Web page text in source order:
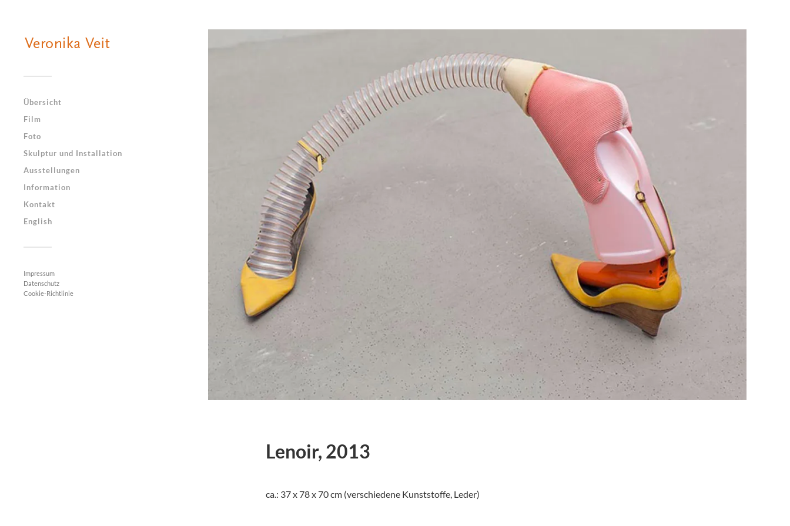
Übersicht
Film
Foto
Skulptur und Installation
Ausstellungen
Information
Kontakt
English
Impressum
Datenschutz
Cookie-Richtlinie
Lenoir, 2013
ca.: 37 x 78 x 70 cm (verschiedene Kunststoffe, Leder)